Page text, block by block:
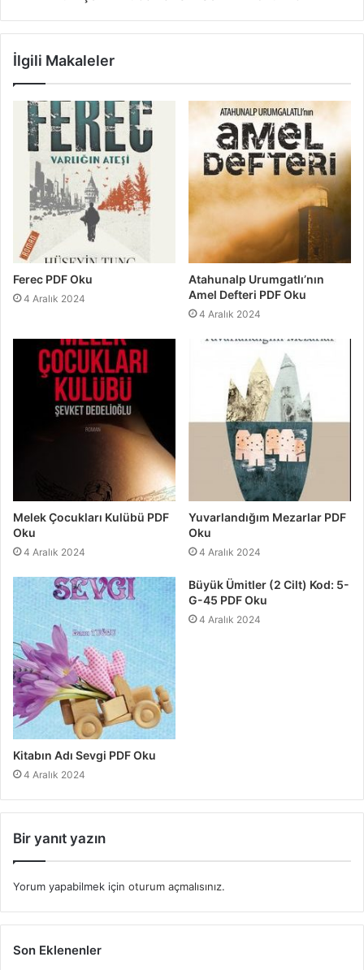
İlgili Makaleler
Ferec PDF Oku
4 Aralık 2024
Atahunalp Urumgatlı’nın
Amel Defteri PDF Oku
4 Aralık 2024
Melek Çocukları Kulübü PDF
Oku
4 Aralık 2024
Yuvarlandığım Mezarlar PDF
Oku
4 Aralık 2024
Kitabın Adı Sevgi PDF Oku
4 Aralık 2024
Büyük Ümitler (2 Cilt) Kod: 5-
G-45 PDF Oku
4 Aralık 2024
Bir yanıt yazın
Yorum yapabilmek için oturum açmalısınız.
Son Eklenenler